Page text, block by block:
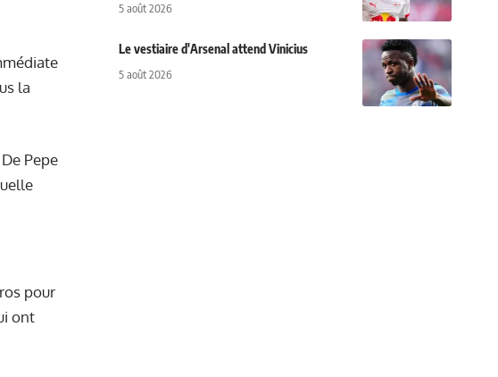
la
Pepe
pour
ont
5 août 2026
Le vestiaire d'Arsenal attend Vinicius
5 août 2026